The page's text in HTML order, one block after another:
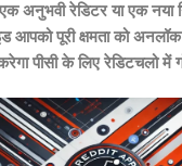
अनुभवी रेडिटर या एक नया
आपको पूरी क्षमता को
पीसी के लिए रेडिटचलो में